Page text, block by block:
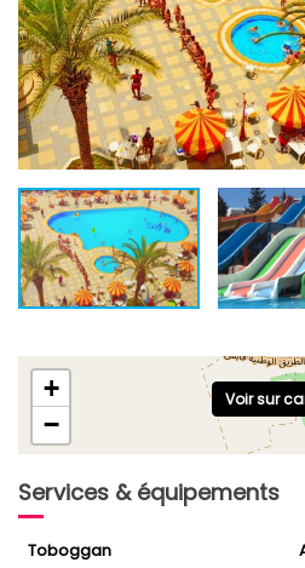
+
−
Voir sur
Services & équipements
Toboggan